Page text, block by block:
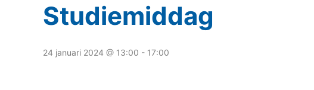
Studiemiddag
24 januari 2024 @ 13:00 - 17:00